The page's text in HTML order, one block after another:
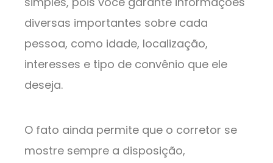
diversas importantes sobre cada
pessoa, como idade, localização,
interesses e tipo de convênio que ele
deseja.
O fato ainda permite que o corretor se
mostre sempre a disposição,